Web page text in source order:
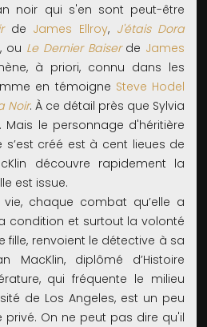
noir qui s'en sont peut-être
de James Ellroy, J'étais Dora
, ou Le Dernier Baiserde James
à priori, connu dans les
en témoigne Steve Hodel
Noir. À ce détail près que Sylvia
Mais le personnage d'héritière
s’est créé est à cent lieues de
découvre rapidement la
est issue.
chaque combat qu’elle a
condition et surtout la volonté
fille, renvoient le détective à sa
MacKlin, diplômé d’Histoire
qui fréquente le milieu
de Los Angeles, est un peu
On ne peut pas dire qu'il